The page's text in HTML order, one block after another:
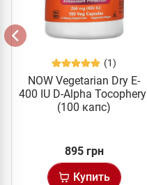
(1)
NOW Vegetarian Dry E-
400 IU D-Alpha Tocopheryl
(100 капс)
895 грн
Купить